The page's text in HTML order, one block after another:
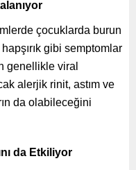
çocuklarda burun
hapşırık gibi semptomlar
genellikle viral
alerjik rinit, astım ve
da olabileceğini
da Etkiliyor